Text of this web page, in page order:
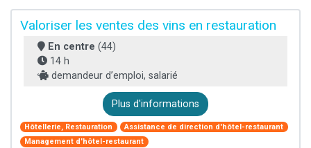
Valoriser les ventes des vins en restauration
En centre (44)
14 h
demandeur d’emploi, salarié
Plus d'informations
Hôtellerie, Restauration
Assistance de direction d'hôtel-restaurant
Management d'hôtel-restaurant